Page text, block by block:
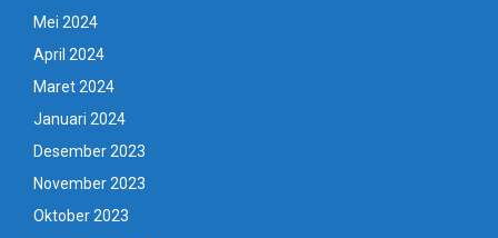
Mei 2024
April 2024
Maret 2024
Januari 2024
Desember 2023
November 2023
Oktober 2023